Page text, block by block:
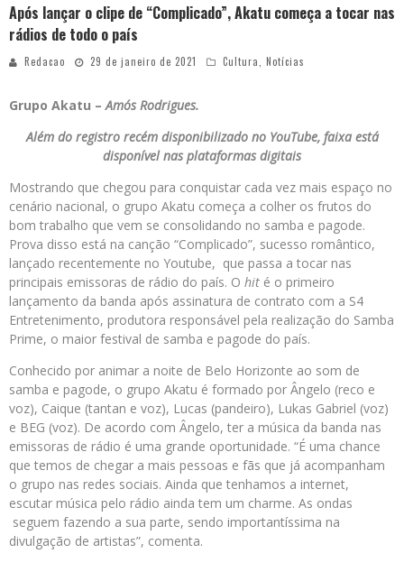
Após lançar o clipe de “Complicado”, Akatu começa a tocar nas
rádios de todo o país
Redacao 29 de janeiro de 2021 Cultura, Notícias
Grupo Akatu –Amós Rodrigues.
Além do registro recém disponibilizado no YouTube, faixa está
disponível nas plataformas digitais
Mostrando que chegou para conquistar cada vez mais espaço no
cenário nacional, o grupo Akatu começa a colher os frutos do
bom trabalho que vem se consolidando no samba e pagode.
Prova disso está na canção “Complicado”, sucesso romântico,
lançado recentemente no Youtube, que passa a tocar nas
principais emissoras de rádio do país. O hit é o primeiro
lançamento da banda após assinatura de contrato com a S4
Entretenimento, produtora responsável pela realização do Samba
Prime, o maior festival de samba e pagode do país.
Conhecido por animar a noite de Belo Horizonte ao som de
samba e pagode, o grupo Akatu é formado por Ângelo (reco e
voz), Caique (tantan e voz), Lucas (pandeiro), Lukas Gabriel (voz)
e BEG (voz). De acordo com Ângelo, ter a música da banda nas
emissoras de rádio é uma grande oportunidade. “É uma chance
que temos de chegar a mais pessoas e fãs que já acompanham
o grupo nas redes sociais. Ainda que tenhamos a internet,
escutar música pelo rádio ainda tem um charme. As ondas
seguem fazendo a sua parte, sendo importantíssima na
divulgação de artistas”, comenta.